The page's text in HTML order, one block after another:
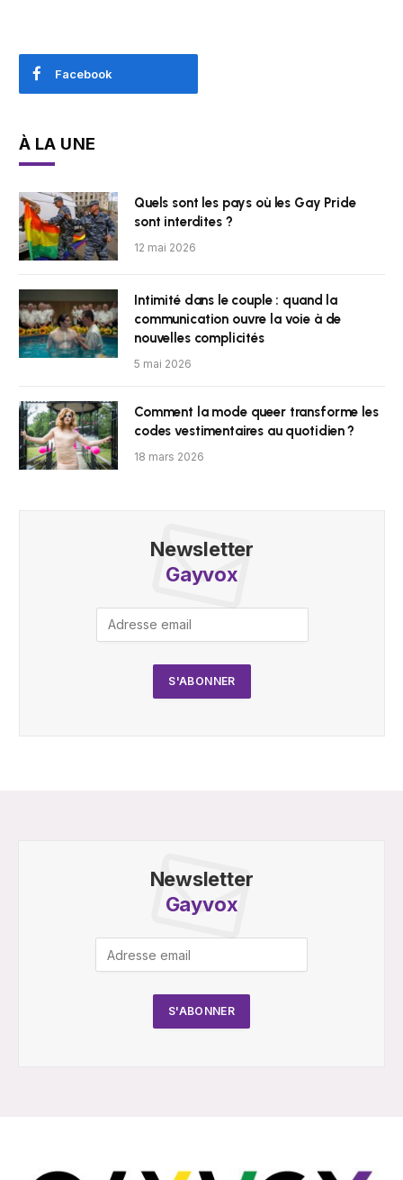
Facebook
À LA UNE
Quels sont les pays où les Gay Pride
sont interdites ?
12 mai 2026
Intimité dans le couple : quand la
communication ouvre la voie à de
nouvelles complicités
5 mai 2026
Comment la mode queer transforme les
codes vestimentaires au quotidien ?
18 mars 2026
Newsletter
Gayvox
Newsletter
Gayvox